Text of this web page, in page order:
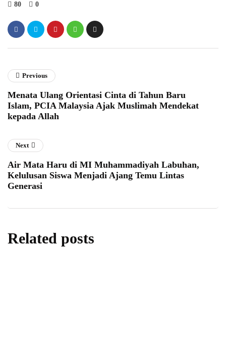
80 0
Previous
Menata Ulang Orientasi Cinta di Tahun Baru
Islam, PCIA Malaysia Ajak Muslimah Mendekat
kepada Allah
Next
Air Mata Haru di MI Muhammadiyah Labuhan,
Kelulusan Siswa Menjadi Ajang Temu Lintas
Generasi
Related posts